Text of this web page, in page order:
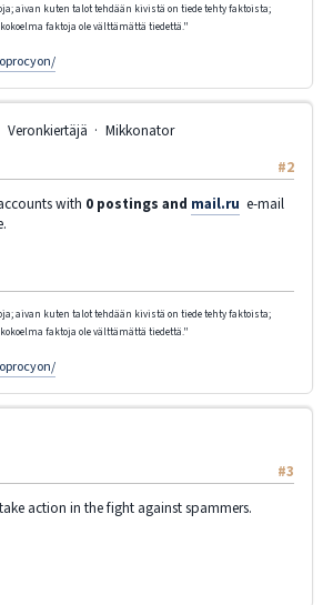
aivan kuten talot tehdään kivistä on tiede tehty faktoista;
faktoja ole välttämättä tiedettä."
Veronkiertäjä
Mikkonator
#2
with 0 postings and mail.ru e-mail
aivan kuten talot tehdään kivistä on tiede tehty faktoista;
faktoja ole välttämättä tiedettä."
#3
action in the fight against spammers.